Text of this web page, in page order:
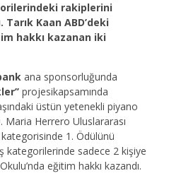
rakiplerini
Tarık Kaan ABD’deki
hakkı kazanan iki
ana sponsorluğunda
projesikapsamında
üstün yetenekli piyano
Maria Herrero Uluslararası
kategorisinde 1. Ödülünü
kategorilerinde sadece 2 kişiye
eğitim hakkı kazandı.